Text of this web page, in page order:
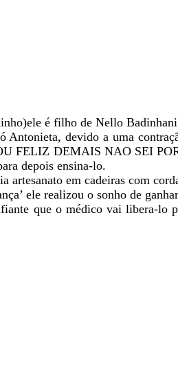
é filho de Nello
devido a uma
FELIZ DEMAIS NAO SEI
depois ensina-lo.
artesanato em cadeiras com
ele realizou o sonho de
que o médico vai libera-lo